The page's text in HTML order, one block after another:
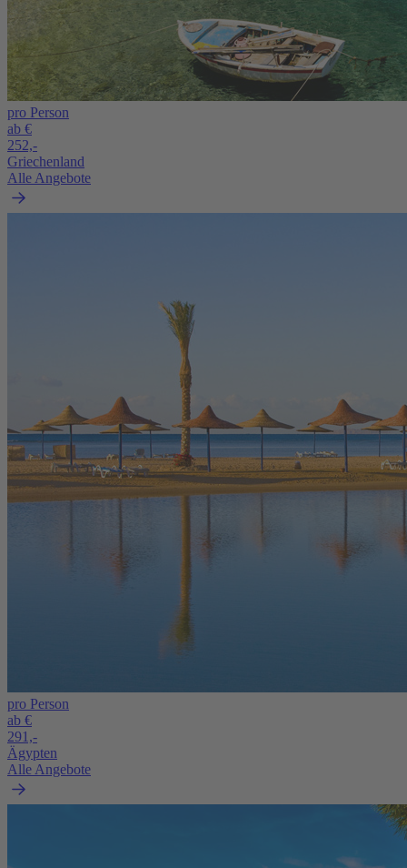
pro Person
ab €
252,-
Griechenland
Alle Angebote
pro Person
ab €
291,-
Ägypten
Alle Angebote